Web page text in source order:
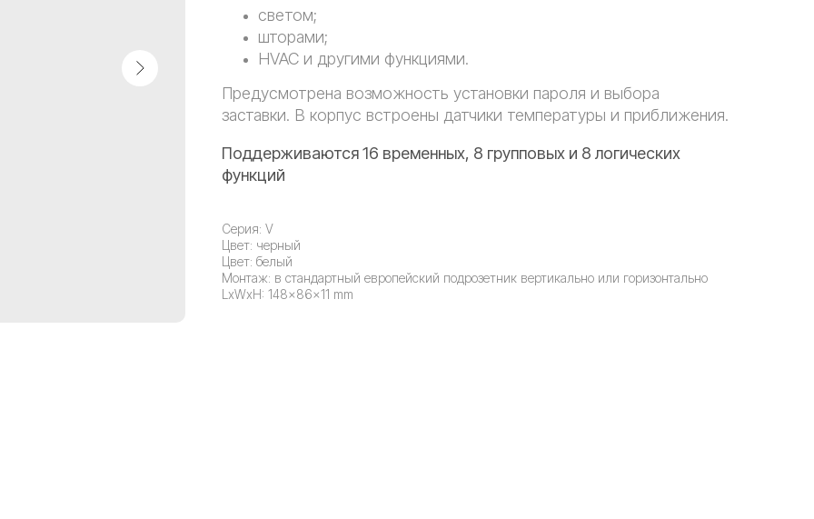
светом;
шторами;
HVAC и другими функциями.
Предусмотрена возможность установки пароля и выбора
заставки. В корпус встроены датчики температуры и приближения.
Поддерживаются 16 временных, 8 групповых и 8 логических
функций
Серия: V
Цвет: черный
Цвет: белый
Монтаж: в стандартный европейский подрозетник вертикально или горизонтально
LxWxH: 148x86x11 mm